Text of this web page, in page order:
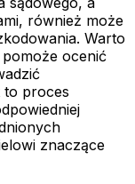
również może
Warto
ocenić
to proces
znaczące